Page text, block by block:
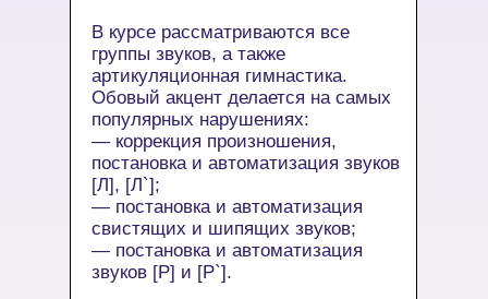
В курсе рассматриваются все
группы звуков, а также
артикуляционная гимнастика.
Обовый акцент делается на самых
популярных нарушениях:
— коррекция произношения,
постановка и автоматизация звуков
[Л], [Л`];
— постановка и автоматизация
свистящих и шипящих звуков;
— постановка и автоматизация
звуков [Р] и [Р`].